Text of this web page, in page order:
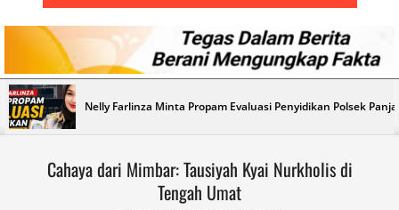
M-
TJEK
NEWS
Primary
Navigation
Menu
Nelly Farlinza Minta Propam Evaluasi Penyidikan Polsek
Cahaya dari Mimbar: Tausiyah Kyai Nurkholis di
Tengah Umat